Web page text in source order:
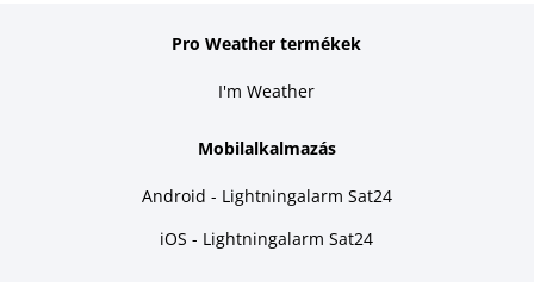
Pro Weather termékek
I'm Weather
Mobilalkalmazás
Android - Lightningalarm Sat24
iOS - Lightningalarm Sat24